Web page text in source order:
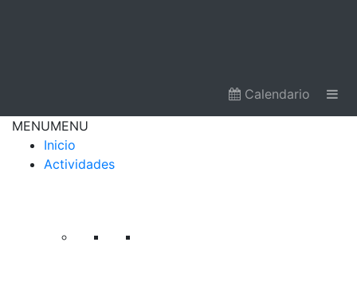
Calendario
MENUMENU
Inicio
Actividades